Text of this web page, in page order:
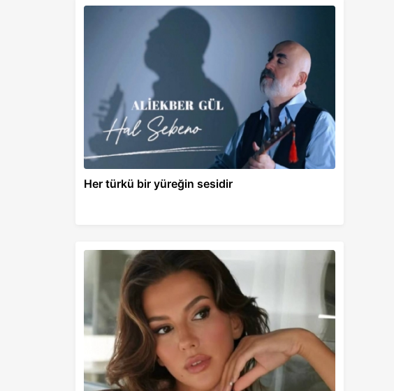
Her türkü bir yüreğin sesidir